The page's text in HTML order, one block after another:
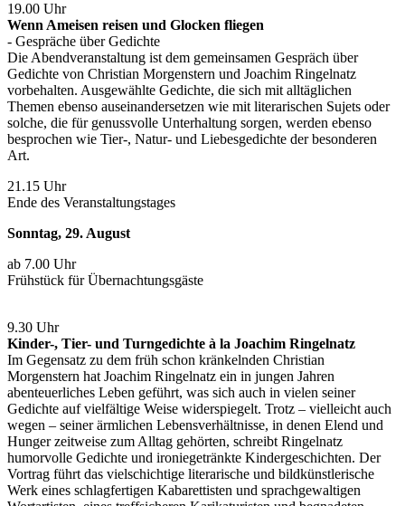
19.00 Uhr
Wenn Ameisen reisen und Glocken fliegen
- Gespräche über Gedichte
Die Abendveranstaltung ist dem gemeinsamen Gespräch über
Gedichte von Christian Morgenstern und Joachim Ringelnatz
vorbehalten. Ausgewählte Gedichte, die sich mit alltäglichen
Themen ebenso auseinandersetzen wie mit literarischen Sujets oder
solche, die für genussvolle Unterhaltung sorgen, werden ebenso
besprochen wie Tier-, Natur- und Liebesgedichte der besonderen
Art.
21.15 Uhr
Ende des Veranstaltungstages
Sonntag, 29. August
ab 7.00 Uhr
Frühstück für Übernachtungsgäste
9.30 Uhr
Kinder-, Tier- und Turngedichte à la Joachim Ringelnatz
Im Gegensatz zu dem früh schon kränkelnden Christian
Morgenstern hat Joachim Ringelnatz ein in jungen Jahren
abenteuerliches Leben geführt, was sich auch in vielen seiner
Gedichte auf vielfältige Weise widerspiegelt. Trotz – vielleicht auch
wegen – seiner ärmlichen Lebensverhältnisse, in denen Elend und
Hunger zeitweise zum Alltag gehörten, schreibt Ringelnatz
humorvolle Gedichte und ironiegetränkte Kindergeschichten. Der
Vortrag führt das vielschichtige literarische und bildkünstlerische
Werk eines schlagfertigen Kabarettisten und sprachgewaltigen